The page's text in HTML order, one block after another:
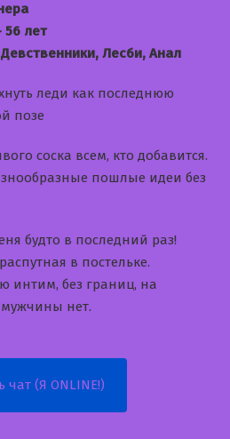
56 лет
Девственники, Лесби, Анал
леди как последнюю
позе
соска всем, кто добавится.
пошлые идеи без
будто в последний раз!
в постельке.
интим, без границ, на
нет.
чат (Я ONLINE!)